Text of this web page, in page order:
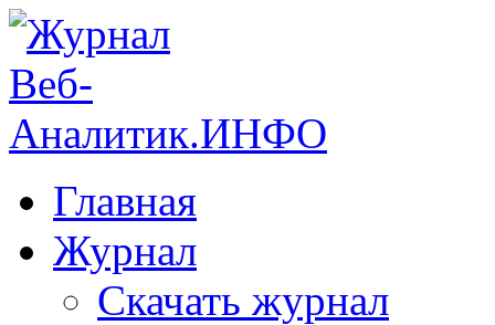
Главная
Журнал
Скачать журнал